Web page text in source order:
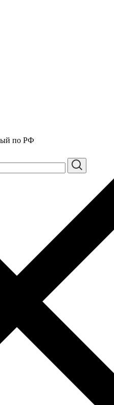
по РФ